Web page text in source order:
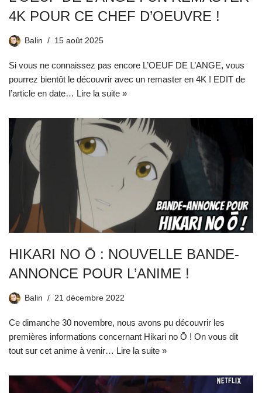
4K POUR CE CHEF D’OEUVRE !
Balin 15 août 2025
Si vous ne connaissez pas encore L’OEUF DE L’ANGE, vous
pourrez bientôt le découvrir avec un remaster en 4K ! EDIT de
l’article en date… Lire la suite »
HIKARI NO Ō : NOUVELLE BANDE-
ANNONCE POUR L’ANIME !
Balin 21 décembre 2022
Ce dimanche 30 novembre, nous avons pu découvrir les
premières informations concernant Hikari no Ō ! On vous dit
tout sur cet anime à venir… Lire la suite »